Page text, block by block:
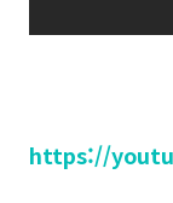
https://